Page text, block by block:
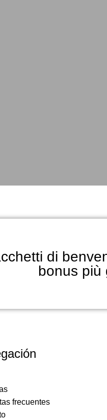
di
bonus più
frecuentes